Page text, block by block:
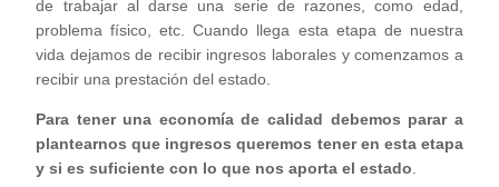
de trabajar al darse una serie de razones, como edad,
problema físico, etc. Cuando llega esta etapa de nuestra
vida dejamos de recibir ingresos laborales y comenzamos a
recibir una prestación del estado.
Para tener una economía de calidad debemos parar a
plantearnos que ingresos queremos tener en esta etapa
y si es suficiente con lo que nos aporta el estado